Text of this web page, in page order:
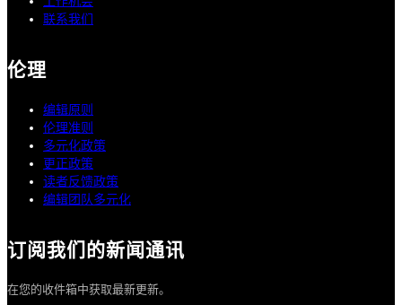
联系我们
伦理
编辑原则
伦理准则
多元化政策
更正政策
读者反馈政策
编辑团队多元化
订阅我们的新闻通讯
在您的收件箱中获取最新更新。